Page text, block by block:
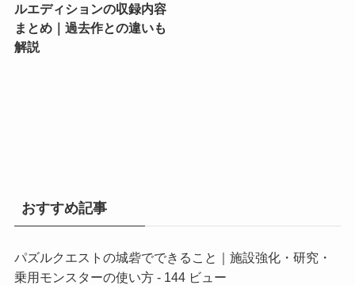
ルエディションの収録内容
まとめ｜過去作との違いも
解説
おすすめ記事
パズルクエストの城砦でできること｜施設強化・研究・
乗用モンスターの使い方- 144 ビュー